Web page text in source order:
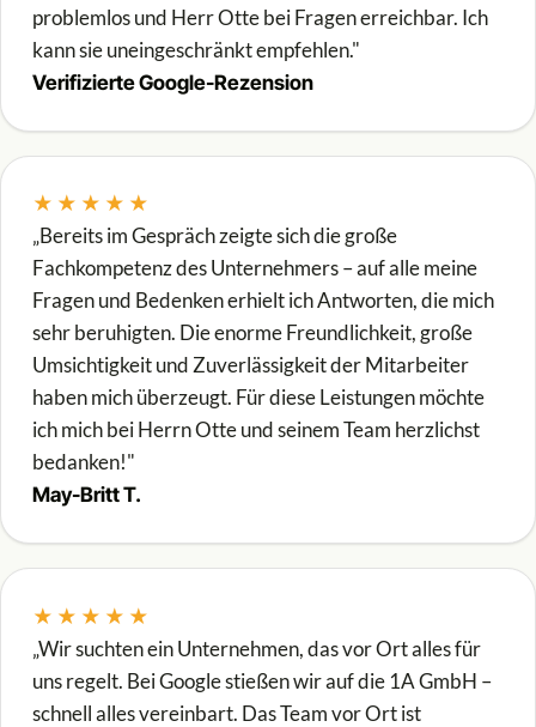
problemlos und Herr Otte bei Fragen erreichbar. Ich
kann sie uneingeschränkt empfehlen."
Verifizierte Google-Rezension
★★★★★
„Bereits im Gespräch zeigte sich die große
Fachkompetenz des Unternehmers – auf alle meine
Fragen und Bedenken erhielt ich Antworten, die mich
sehr beruhigten. Die enorme Freundlichkeit, große
Umsichtigkeit und Zuverlässigkeit der Mitarbeiter
haben mich überzeugt. Für diese Leistungen möchte
ich mich bei Herrn Otte und seinem Team herzlichst
bedanken!"
May-Britt T.
★★★★★
„Wir suchten ein Unternehmen, das vor Ort alles für
uns regelt. Bei Google stießen wir auf die 1A GmbH –
schnell alles vereinbart. Das Team vor Ort ist